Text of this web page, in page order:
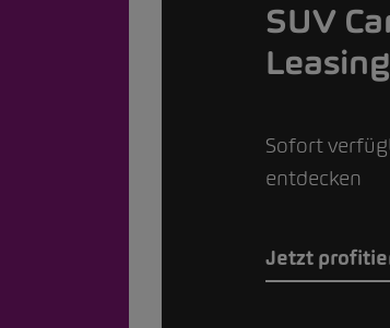
SUV
Leasing
Sofort
entdecken
Jetzt